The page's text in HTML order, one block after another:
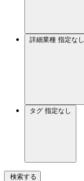
詳細業種 指定なし
タグ 指定なし
検索する